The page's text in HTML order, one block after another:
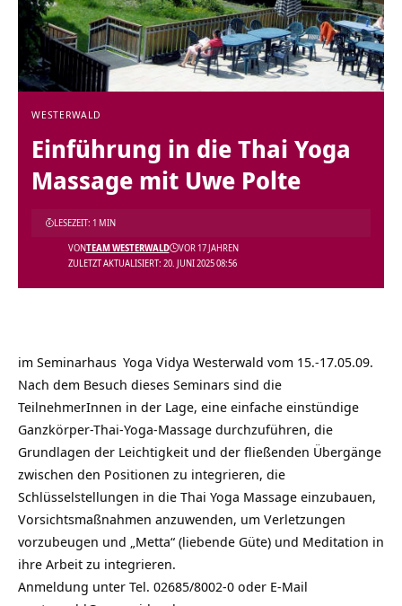
WESTERWALD
Einführung in die Thai Yoga
Massage mit Uwe Polte
ZULETZT AKTUALISIERT: 20. JUNI 2025 08:56
VONTEAM WESTERWALD VOR 17 JAHREN
LESEZEIT: 1 MIN
im Seminarhaus Yoga Vidya Westerwald vom 15.-17.05.09.
Nach dem Besuch dieses Seminars sind die
TeilnehmerInnen in der Lage, eine einfache einstündige
Ganzkörper-Thai-Yoga-Massage durchzuführen, die
Grundlagen der Leichtigkeit und der fließenden Übergänge
zwischen den Positionen zu integrieren, die
Schlüsselstellungen in die Thai Yoga Massage einzubauen,
Vorsichtsmaßnahmen anzuwenden, um Verletzungen
vorzubeugen und „Metta“ (liebende Güte) und Meditation in
ihre Arbeit zu integrieren.
Anmeldung unter Tel. 02685/8002-0 oder E-Mail